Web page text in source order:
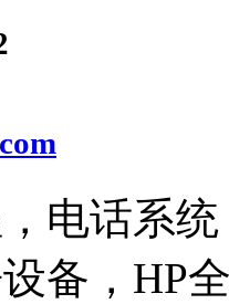
电话系
备，HP